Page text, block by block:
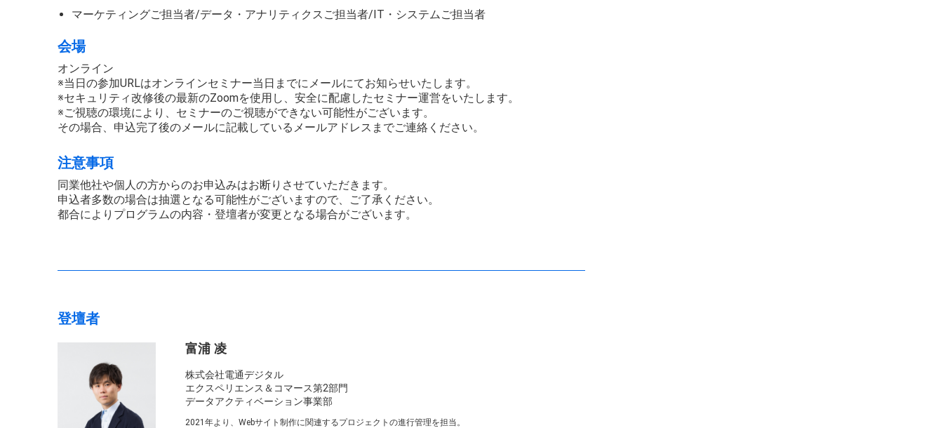
マーケティングご担当者/データ・アナリティクスご担当者/IT・システムご担当者
会場
オンライン
※当日の参加URLはオンラインセミナー当日までにメールにてお知らせいたします。
※セキュリティ改修後の最新のZoomを使用し、安全に配慮したセミナー運営をいたします。
※ご視聴の環境により、セミナーのご視聴ができない可能性がございます。
その場合、申込完了後のメールに記載しているメールアドレスまでご連絡ください。
注意事項
同業他社や個人の方からのお申込みはお断りさせていただきます。
申込者多数の場合は抽選となる可能性がございますので、ご了承ください。
都合によりプログラムの内容・登壇者が変更となる場合がございます。
登壇者
富浦 凌
株式会社電通デジタル
エクスペリエンス＆コマース第2部門
データアクティベーション事業部
2021年より、Webサイト制作に関連するプロジェクトの進行管理を担当。